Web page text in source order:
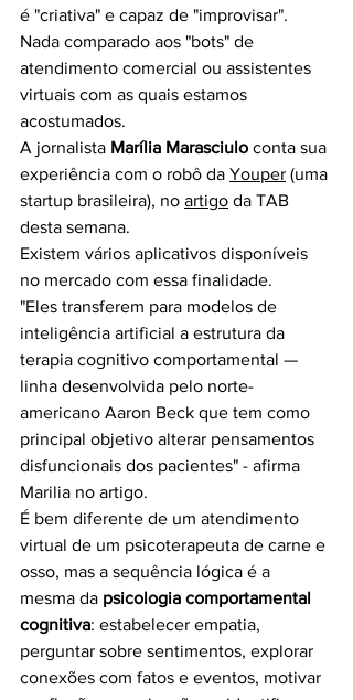
é "criativa" e capaz de "improvisar".
Nada comparado aos "bots" de
atendimento comercial ou assistentes
virtuais com as quais estamos
acostumados.
A jornalista Marília Marasciulo conta sua
experiência com o robô da Youper (uma
startup brasileira), no artigo da TAB
desta semana.
Existem vários aplicativos disponíveis
no mercado com essa finalidade.
"Eles transferem para modelos de
inteligência artificial a estrutura da
terapia cognitivo comportamental —
linha desenvolvida pelo norte-
americano Aaron Beck que tem como
principal objetivo alterar pensamentos
disfuncionais dos pacientes" - afirma
Marilia no artigo.
É bem diferente de um atendimento
virtual de um psicoterapeuta de carne e
osso, mas a sequência lógica é a
mesma da psicologia comportamental
cognitiva: estabelecer empatia,
perguntar sobre sentimentos, explorar
conexões com fatos e eventos, motivar